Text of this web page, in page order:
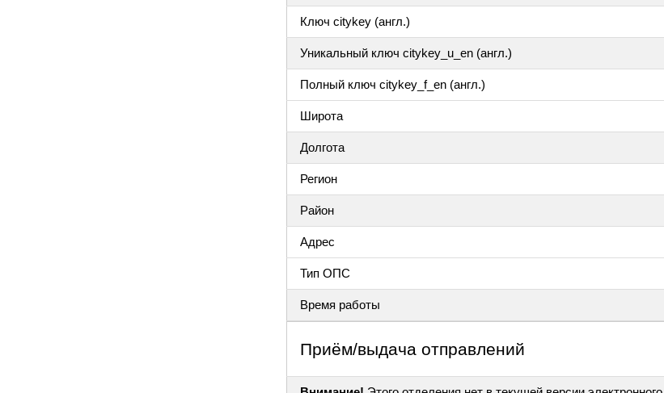
Ключ citykey (англ.)
Уникальный ключ citykey_u_en (англ.)
Полный ключ citykey_f_en (англ.)
Широта
Долгота
Регион
Район
Адрес
Тип ОПС
Время работы
Приём/выдача отправлений